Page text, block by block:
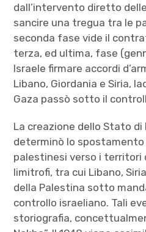
dall’intervento diretto
sancire una tregua tra le
seconda fase vide il
terza, ed ultima, fase
Israele firmare accordi
Libano, Giordania e Siria,
Gaza passò sotto il
La creazione dello Stato di
determinò lo
palestinesi verso i territori
limitrofi, tra cui Libano,
della Palestina sotto
controllo israeliano. Tali
storiografia,